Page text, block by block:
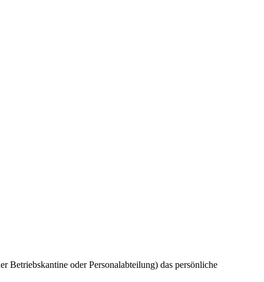
Betriebskantine oder Personalabteilung) das persönliche